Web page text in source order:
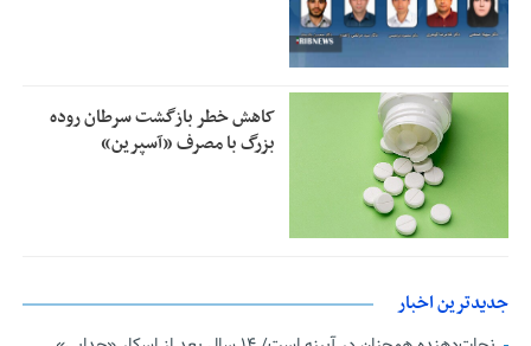
کاهش خطر بازگشت سرطان روده
بزرگ با مصرف «آسپرین»
جدیدترین اخبار